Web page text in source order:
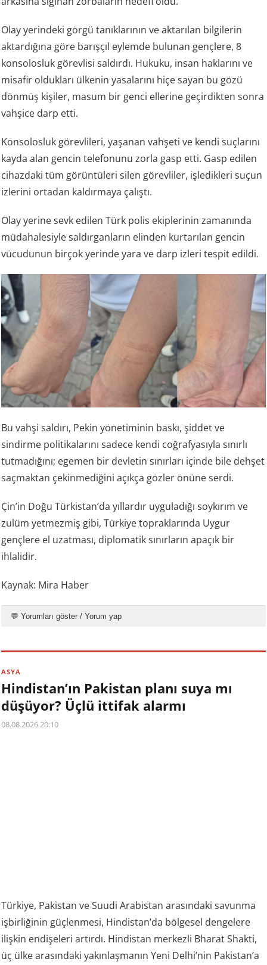
Olay yerindeki görgü tanıklarının ve aktarılan bilgilerin
aktardığına göre barışçıl eylemde bulunan gençlere, 8
konsolosluk görevlisi saldırdı. Hukuku, insan haklarını ve
misafir oldukları ülkenin yasalarını hiçe sayan bu gözü
dönmüş kişiler, masum bir genci ellerine geçirdikten sonra
vahşice darp etti.
Konsolosluk görevlileri, yaşanan vahşeti ve kendi suçlarını
kayda alan gencin telefonunu zorla gasp etti. Gasp edilen
cihazdaki tüm görüntüleri silen görevliler, işledikleri suçun
izlerini ortadan kaldırmaya çalıştı.
Olay yerine sevk edilen Türk polis ekiplerinin zamanında
müdahalesiyle saldırganların elinden kurtarılan gencin
vücudunun birçok yerinde yara ve darp izleri tespit edildi.
Bu vahşi saldırı, Pekin yönetiminin baskı, şiddet ve
sindirme politikalarını sadece kendi coğrafyasıyla sınırlı
tutmadığını; egemen bir devletin sınırları içinde bile dehşet
saçmaktan çekinmediğini açıkça gözler önüne serdi.
Çin’in Doğu Türkistan’da yıllardır uyguladığı soykırım ve
zulüm yetmezmiş gibi, Türkiye topraklarında Uygur
gençlere el uzatması, diplomatik sınırların apaçık bir
ihlalidir.
Kaynak: Mira Haber
💬 Yorumları göster / Yorum yap
ASYA
Hindistan’ın Pakistan planı suya mı
düşüyor? Üçlü ittifak alarmı
08.08.2026 20:10
Türkiye, Pakistan ve Suudi Arabistan arasındaki savunma
işbirliğinin güçlenmesi, Hindistan’da bölgesel dengelere
ilişkin endişeleri artırdı. Hindistan merkezli Bharat Shakti,
üç ülke arasındaki yakınlaşmanın Yeni Delhi’nin Pakistan’a